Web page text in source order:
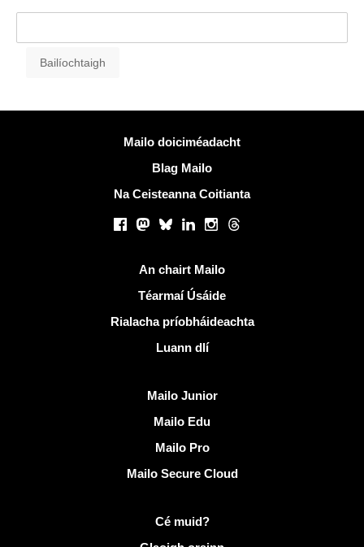
Mailo doiciméadacht
Blag Mailo
Na Ceisteanna Coitianta
Facebook
Mastodon
BlueskyLinkedInInstagram
Threads
An chairt Mailo
Téarmaí Úsáide
Rialacha príobháideachta
Luann dlí
Mailo Junior
Mailo Edu
Mailo Pro
Mailo Secure Cloud
Tuilleadh eolais ar MailoCé muid?